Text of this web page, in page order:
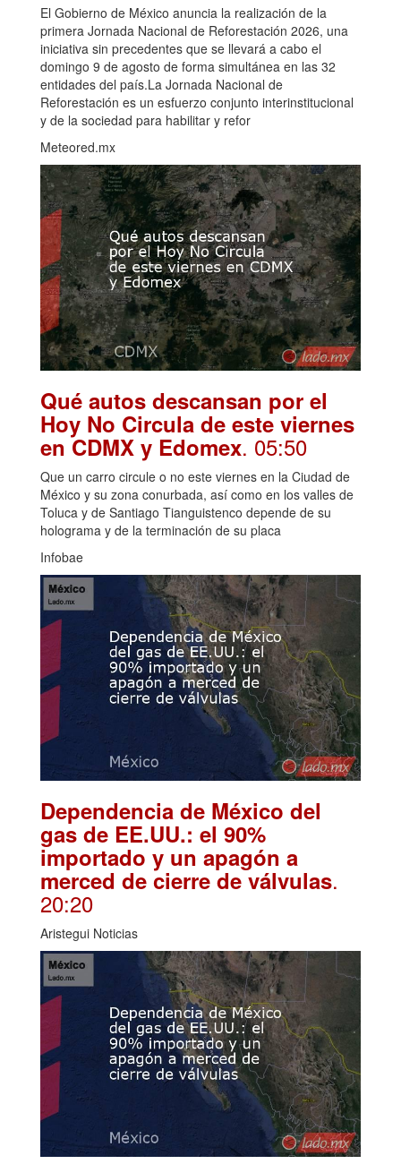
El Gobierno de México anuncia la realización de la
primera Jornada Nacional de Reforestación 2026, una
iniciativa sin precedentes que se llevará a cabo el
domingo 9 de agosto de forma simultánea en las 32
entidades del país.La Jornada Nacional de
Reforestación es un esfuerzo conjunto interinstitucional
y de la sociedad para habilitar y refor
Meteored.mx
Qué autos descansan por el
Hoy No Circula de este viernes
en CDMX y Edomex. 05:50
Que un carro circule o no este viernes en la Ciudad de
México y su zona conurbada, así como en los valles de
Toluca y de Santiago Tianguistenco depende de su
holograma y de la terminación de su placa
Infobae
Dependencia de México del
gas de EE.UU.: el 90%
importado y un apagón a
merced de cierre de válvulas.
20:20
Aristegui Noticias